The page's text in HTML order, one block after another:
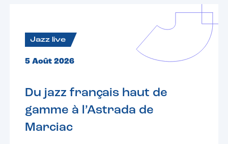
Jazz live
5 Août 2026
Du jazz français haut de
gamme à l’Astrada de
Marciac